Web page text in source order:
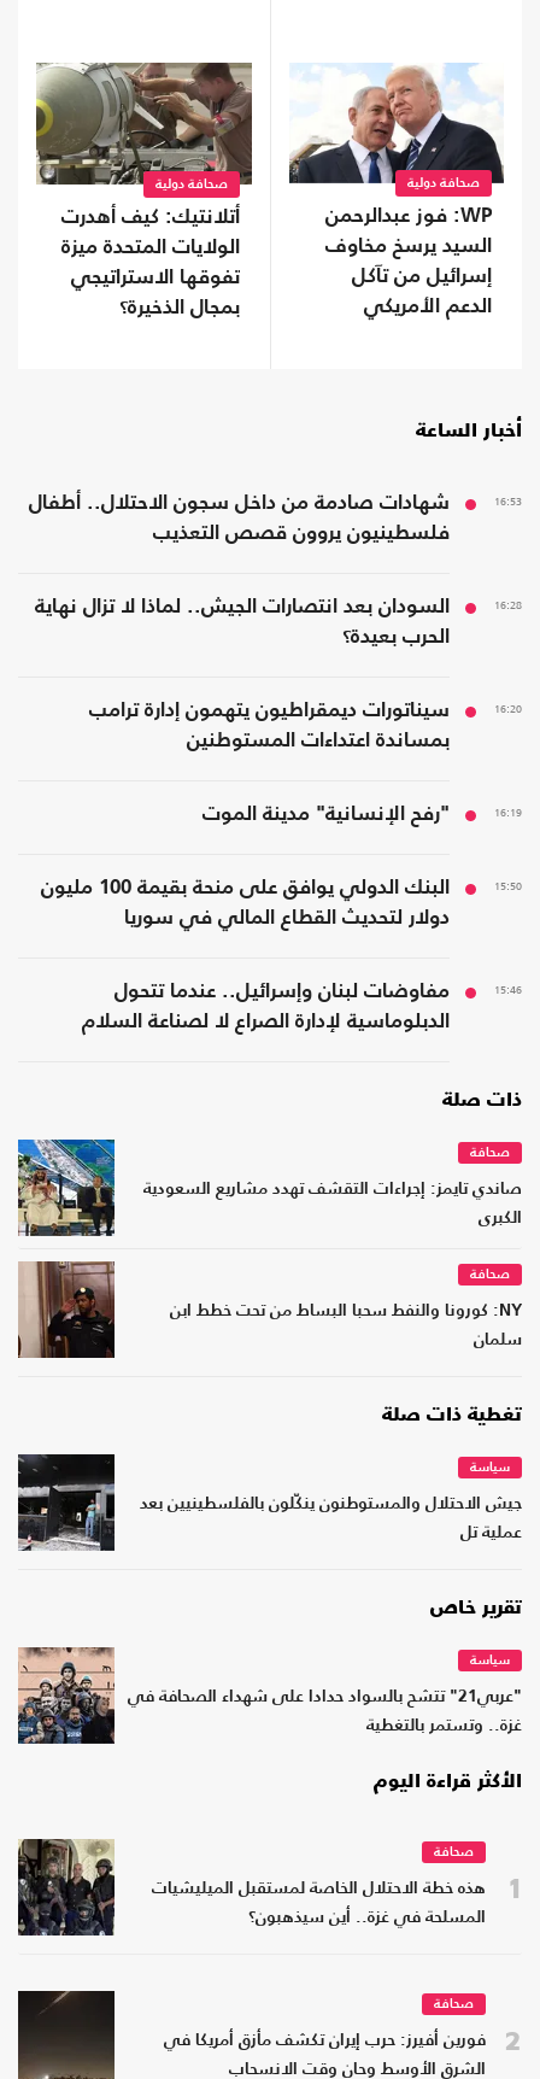
صحافة دولية
WP: فوز عبدالرحمن
السيد يرسخ مخاوف
إسرائيل من تآكل
الدعم الأمريكي
صحافة دولية
أتلانتيك: كيف أهدرت
الولايات المتحدة ميزة
تفوقها الاستراتيجي
بمجال الذخيرة؟
أخبار الساعة
16:53
شهادات صادمة من داخل سجون الاحتلال.. أطفال
فلسطينيون يروون قصص التعذيب
16:28
السودان بعد انتصارات الجيش.. لماذا لا تزال نهاية
الحرب بعيدة؟
16:20
سيناتورات ديمقراطيون يتهمون إدارة ترامب
بمساندة اعتداءات المستوطنين
16:19 "رفح الإنسانية" مدينة الموت
15:50
البنك الدولي يوافق على منحة بقيمة 100 مليون
دولار لتحديث القطاع المالي في سوريا
15:46
مفاوضات لبنان وإسرائيل.. عندما تتحول
الدبلوماسية لإدارة الصراع لا لصناعة السلام
ذات صلة
صحافة
صاندي تايمز: إجراءات التقشف تهدد مشاريع السعودية
الكبرى
صحافة
NY: كورونا والنفط سحبا البساط من تحت خطط ابن
سلمان
تغطية ذات صلة
سياسة
جيش الاحتلال والمستوطنون ينكّلون بالفلسطينيين بعد
عملية تل
تقرير خاص
سياسة
"عربي21" تتشح بالسواد حدادا على شهداء الصحافة في
غزة.. وتستمر بالتغطية
الأكثر قراءة اليوم
1
صحافة
هذه خطة الاحتلال الخاصة لمستقبل الميليشيات
المسلحة في غزة.. أين سيذهبون؟
2
صحافة
فورين أفيرز: حرب إيران تكشف مأزق أمريكا في
الشرق الأوسط وحان وقت الانسحاب